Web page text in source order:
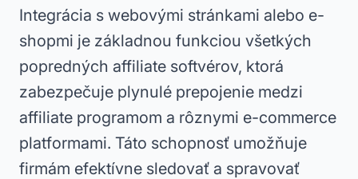
Integrácia s webovými stránkami alebo e-
shopmi je základnou funkciou všetkých
popredných affiliate softvérov, ktorá
zabezpečuje plynulé prepojenie medzi
affiliate programom a rôznymi e-commerce
platformami. Táto schopnosť umožňuje
firmám efektívne sledovať a spravovať